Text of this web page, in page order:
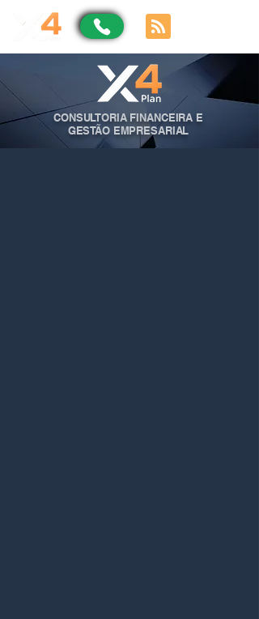
CONSULTORIA FINANCEIRA E
GESTÃO EMPRESARIAL